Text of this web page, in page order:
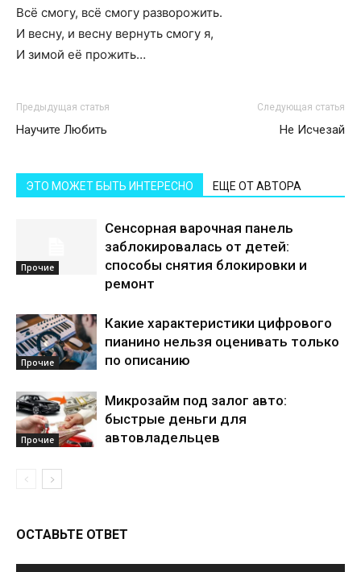
Всё смогу, всё смогу разворожить.
И весну, и весну вернуть смогу я,
И зимой её прожить…
Предыдущая статья
Научите Любить
Следующая статья
Не Исчезай
ЭТО МОЖЕТ БЫТЬ ИНТЕРЕСНО ЕЩЕ ОТ АВТОРА
Прочие
Сенсорная варочная панель
заблокировалась от детей:
способы снятия блокировки и
ремонт
Прочие
Какие характеристики цифрового
пианино нельзя оценивать только
по описанию
Прочие
Микрозайм под залог авто:
быстрые деньги для
автовладельцев
ОСТАВЬТЕ ОТВЕТ